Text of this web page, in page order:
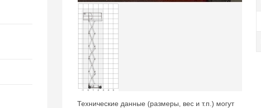
Технические данные (размеры, вес и т.п.) могут